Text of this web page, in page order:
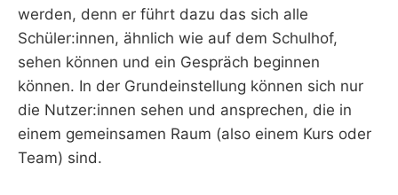
werden, denn er führt dazu das sich alle
Schüler:innen, ähnlich wie auf dem Schulhof,
sehen können und ein Gespräch beginnen
können. In der Grundeinstellung können sich nur
die Nutzer:innen sehen und ansprechen, die in
einem gemeinsamen Raum (also einem Kurs oder
Team) sind.